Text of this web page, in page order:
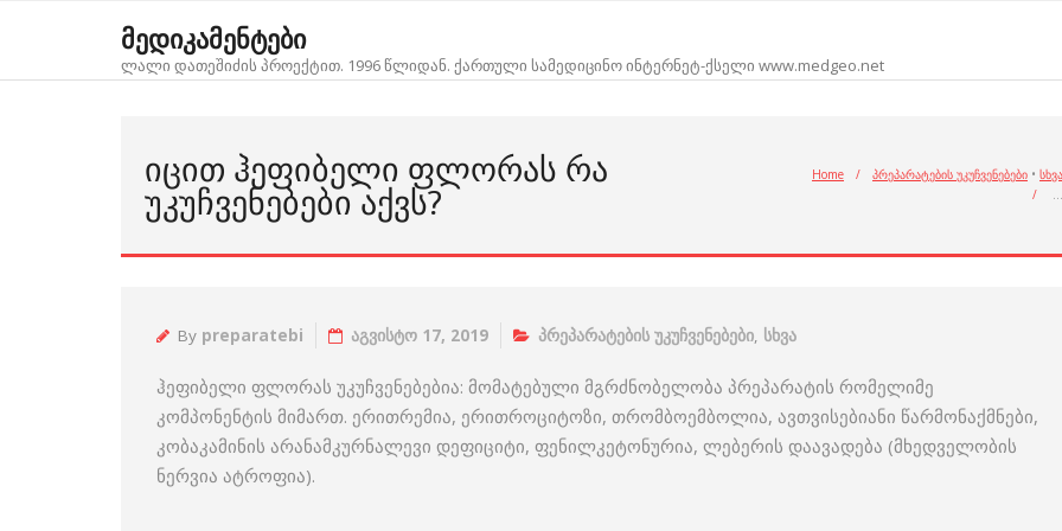
მედიკამენტები
ლალი დათეშიძის პროექტით. 1996 წლიდან. ქართული სამედიცინო ინტერნეტ-ქსელი www.medgeo.net
ᲘᲪᲘᲗ ᲰᲔᲤᲘᲑᲔᲚᲘ ᲤᲚᲝᲠᲐᲡ ᲠᲐ
ᲣᲙᲣᲩᲕᲔᲜᲔᲑᲔᲑᲘ ᲐᲥᲕᲡ?
Home / პრეპარატების უკუჩვენებები • სხვა
/
…
By preparatebi აგვისტო 17, 2019 პრეპარატების უკუჩვენებები, სხვა
ჰეფიბელი ფლორას უკუჩვენებებია: მომატებული მგრძნობელობა პრეპარატის რომელიმე
კომპონენტის მიმართ. ერითრემია, ერითროციტოზი, თრომბოემბოლია, ავთვისებიანი წარმონაქმნები,
კობაკამინის არანამკურნალევი დეფიციტი, ფენილკეტონურია, ლებერის დაავადება (მხედველობის
ნერვია ატროფია).